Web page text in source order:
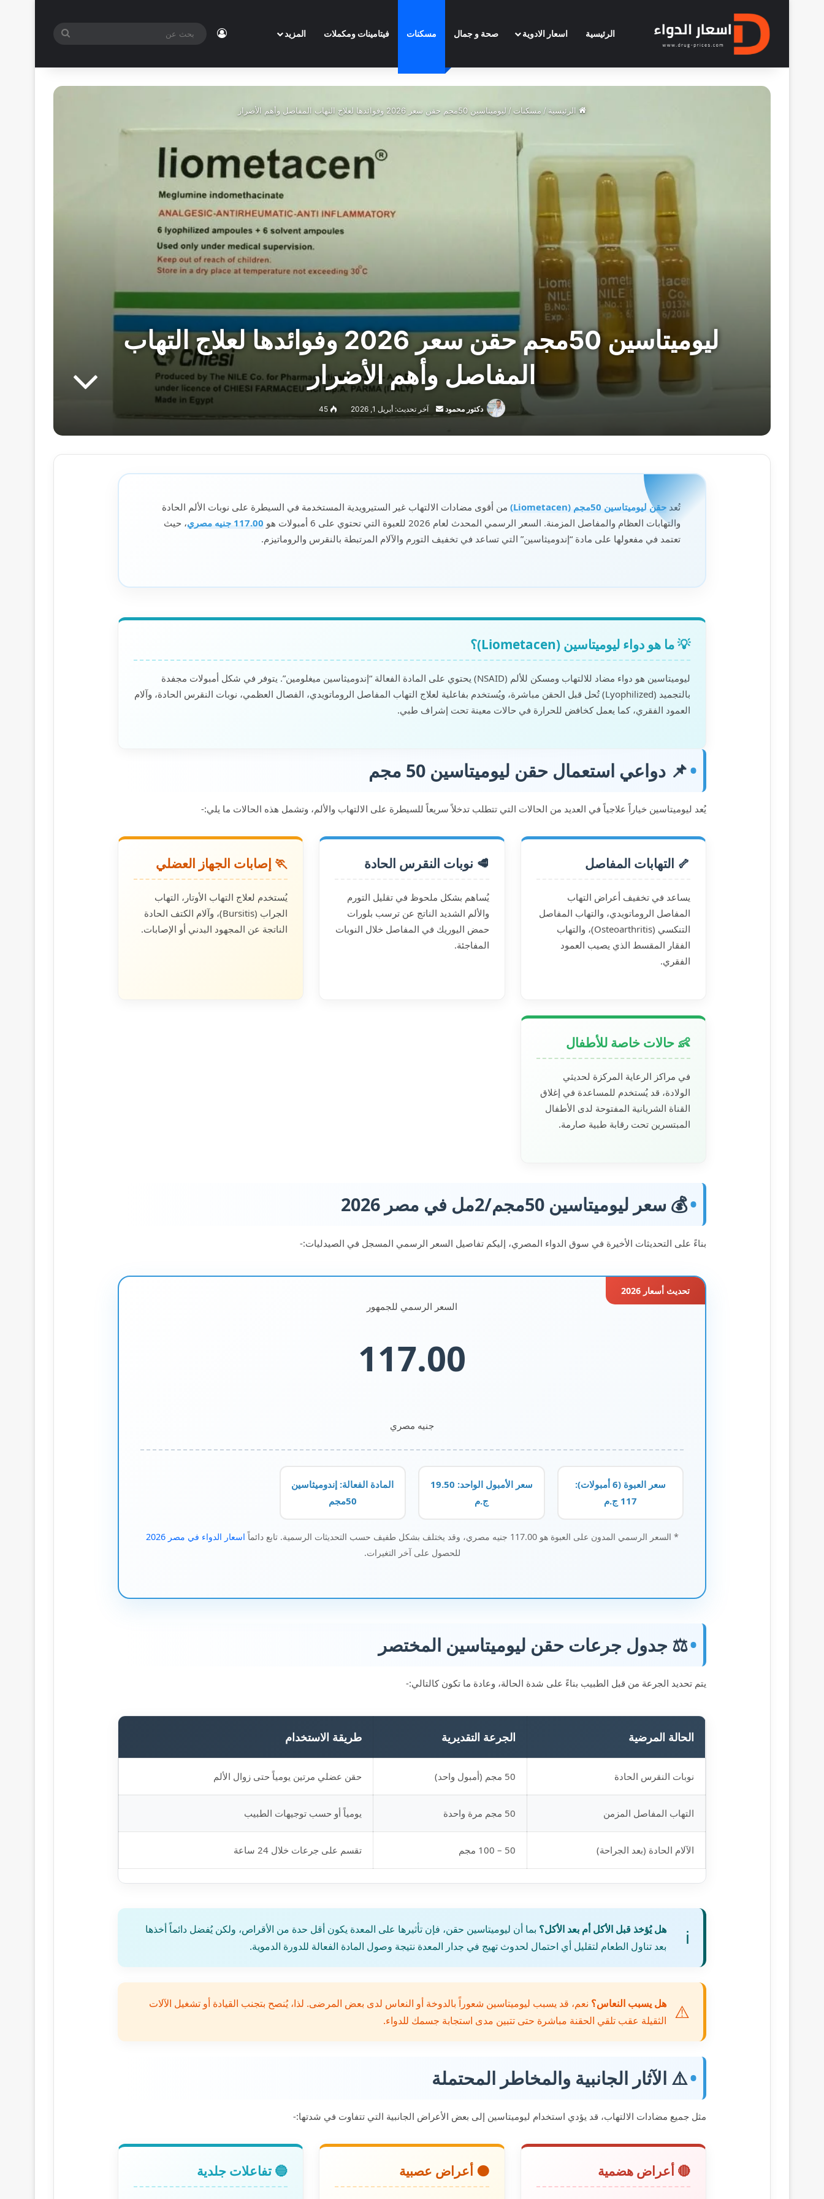
الرئيسية اسعار الادوية صحة و جمال مسكنات فيتامينات ومكملات المزيد تسجيل الدخول
بحث
الرئيسية / مسكنات/ ليوميتاسين 50مجم حقن سعر 2026 وفوائدها لعلاج التهاب المفاصل وأهم الأضرار
ليوميتاسين 50مجم حقن سعر 2026 وفوائدها لعلاج التهاب
المفاصل وأهم الأضرار
دكتور محمود
أرسل
إلكترونيا
آخر تحديث: أبريل 1, 2026 45
تُعد حقن ليوميتاسين 50مجم (Liometacen)
من أقوى مضادات الالتهاب غير الستيرويدية المستخدمة في السيطرة على نوبات الألم الحادة
والتهابات العظام والمفاصل المزمنة. السعر الرسمي المحدث لعام 2026 للعبوة التي تحتوي على 6 أمبولات هو
117.00 جنيه مصري
، حيث
تعتمد في مفعولها على مادة “إندوميثاسين” التي تساعد في تخفيف التورم والآلام المرتبطة بالنقرس والروماتيزم.
💡 ما هو دواء ليوميتاسين (Liometacen)؟
ليوميتاسين هو دواء مضاد للالتهاب ومسكن للألم (NSAID) يحتوي على المادة الفعالة “إندوميثاسين ميغلومين”. يتوفر في شكل أمبولات مجفدة
بالتجميد (Lyophilized) تُحل قبل الحقن مباشرة، ويُستخدم بفاعلية لعلاج التهاب المفاصل الروماتويدي، الفصال العظمي، نوبات النقرس الحادة، وآلام
العمود الفقري، كما يعمل كخافض للحرارة في حالات معينة تحت إشراف طبي.
📌 دواعي استعمال حقن ليوميتاسين 50 مجم
يُعد ليوميتاسين خياراً علاجياً في العديد من الحالات التي تتطلب تدخلاً سريعاً للسيطرة على الالتهاب والألم، وتشمل هذه الحالات ما يلي:-
🦴 التهابات المفاصل
يساعد في تخفيف أعراض التهاب
المفاصل الروماتويدي، والتهاب المفاصل
التنكسي (Osteoarthritis)، والتهاب
الفقار المقسط الذي يصيب العمود
الفقري.
🥩 نوبات النقرس الحادة
يُساهم بشكل ملحوظ في تقليل التورم
والألم الشديد الناتج عن ترسب بلورات
حمض اليوريك في المفاصل خلال النوبات
المفاجئة.
🏃 إصابات الجهاز العضلي
يُستخدم لعلاج التهاب الأوتار، التهاب
الجراب (Bursitis)، وآلام الكتف الحادة
الناتجة عن المجهود البدني أو الإصابات.
👶 حالات خاصة للأطفال
في مراكز الرعاية المركزة لحديثي
الولادة، قد يُستخدم للمساعدة في إغلاق
القناة الشريانية المفتوحة لدى الأطفال
المبتسرين تحت رقابة طبية صارمة.
💰 سعر ليوميتاسين 50مجم/2مل في مصر 2026
بناءً على التحديثات الأخيرة في سوق الدواء المصري، إليكم تفاصيل السعر الرسمي المسجل في الصيدليات:-
السعر الرسمي للجمهور
117.00
جنيه مصري
سعر العبوة (6 أمبولات):
117 ج.م
سعر الأمبول الواحد: 19.50
ج.م
المادة الفعالة: إندوميثاسين
50مجم
* السعر الرسمي المدون على العبوة هو 117.00 جنيه مصري، وقد يختلف بشكل طفيف حسب التحديثات الرسمية. تابع دائماً
اسعار الدواء في مصر 2026
للحصول على آخر التغيرات.
⚖️ جدول جرعات حقن ليوميتاسين المختصر
يتم تحديد الجرعة من قبل الطبيب بناءً على شدة الحالة، وعادة ما تكون كالتالي:-
الحالة المرضية الجرعة التقديرية طريقة الاستخدام
نوبات النقرس الحادة 50 مجم (أمبول واحد) حقن عضلي مرتين يومياً حتى زوال الألم
التهاب المفاصل المزمن 50 مجم مرة واحدة يومياً أو حسب توجيهات الطبيب
الآلام الحادة (بعد الجراحة) 50 – 100 مجم تقسم على جرعات خلال 24 ساعة
هل يُؤخذ قبل الأكل أم بعد الأكل؟ بما أن ليوميتاسين حقن، فإن تأثيرها على المعدة يكون أقل حدة من الأقراص، ولكن يُفضل دائماً أخذها
بعد تناول الطعام لتقليل أي احتمال لحدوث تهيج في جدار المعدة نتيجة وصول المادة الفعالة للدورة الدموية.
هل يسبب النعاس؟ نعم، قد يسبب ليوميتاسين شعوراً بالدوخة أو النعاس لدى بعض المرضى. لذا، يُنصح بتجنب القيادة أو تشغيل الآلات
الثقيلة عقب تلقي الحقنة مباشرة حتى تتبين مدى استجابة جسمك للدواء.
⚠️ الآثار الجانبية والمخاطر المحتملة
مثل جميع مضادات الالتهاب، قد يؤدي استخدام ليوميتاسين إلى بعض الأعراض الجانبية التي تتفاوت في شدتها:-
🔴 أعراض هضمية 🟠 أعراض عصبية 🔵 تفاعلات جلدية